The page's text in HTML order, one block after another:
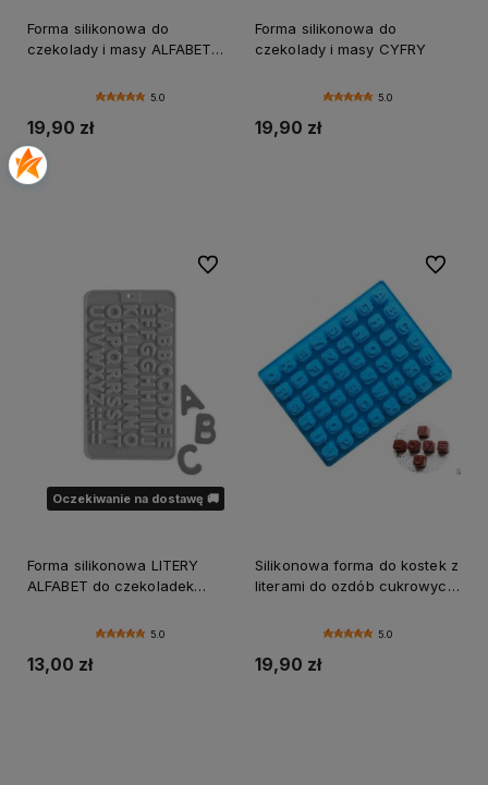
Forma silikonowa do
czekolady i masy ALFABET
5.0
19,90 zł
Forma silikonowa do
czekolady i masy CYFRY
5.0
19,90 zł
Oczekiwanie na dostawę 🚚
Forma silikonowa LITERY
ALFABET do czekoladek
5.0
13,00 zł
Do ulubionych
Silikonowa forma do kostek z
literami do ozdób cukrowych
5.0
19,90 zł
Do